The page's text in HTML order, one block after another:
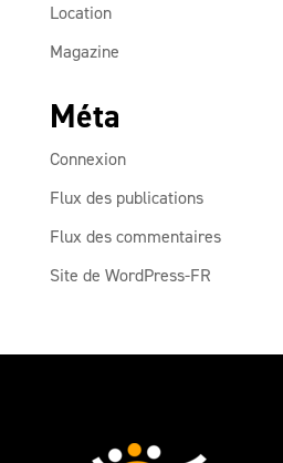
Location
Magazine
Méta
Connexion
Flux des publications
Flux des commentaires
Site de WordPress-FR